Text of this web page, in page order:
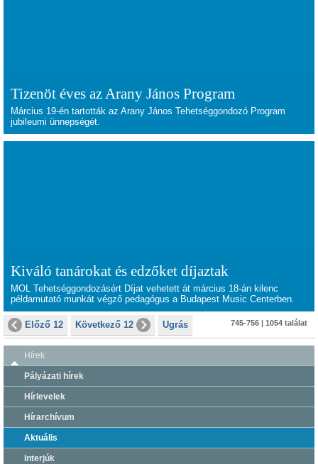
Tizenöt éves az Arany János Program
Március 19-én tartották az Arany János Tehetséggondozó Program
jubileumi ünnepségét.
Kiváló tanárokat és edzőket díjaztak
MOL Tehetséggondozásért Díjat vehetett át március 18-án kilenc
példamutató munkát végző pedagógus a Budapest Music Centerben.
Előző 12 Következő 12 Ugrás 745-756 | 1054 találat
Hírek
Pályázati hírek
Hírlevelek
Hírarchívum
Aktuális
Interjúk